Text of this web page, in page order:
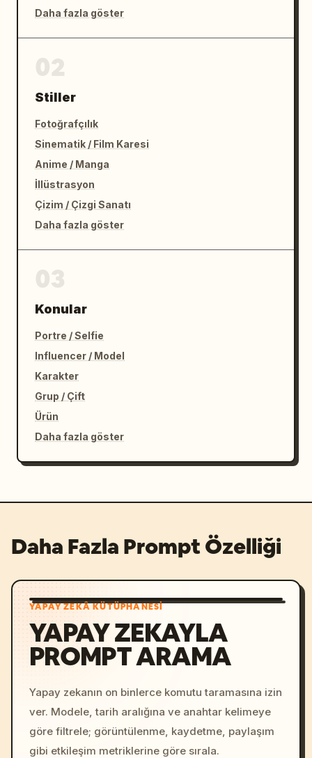
Daha fazla göster
Stiller
Fotoğrafçılık
Sinematik / Film Karesi
Anime / Manga
İllüstrasyon
Çizim / Çizgi Sanatı
Daha fazla göster
Konular
Portre / Selfie
Influencer / Model
Karakter
Grup / Çift
Ürün
Daha fazla göster
Daha Fazla Prompt Özelliği
YAPAY ZEKÂ KÜTÜPHANESI
YAPAY ZEKAYLA
PROMPT ARAMA
Yapay zekanın on binlerce komutu taramasına izin
ver. Modele, tarih aralığına ve anahtar kelimeye
göre filtrele; görüntülenme, kaydetme, paylaşım
gibi etkileşim metriklerine göre sırala.